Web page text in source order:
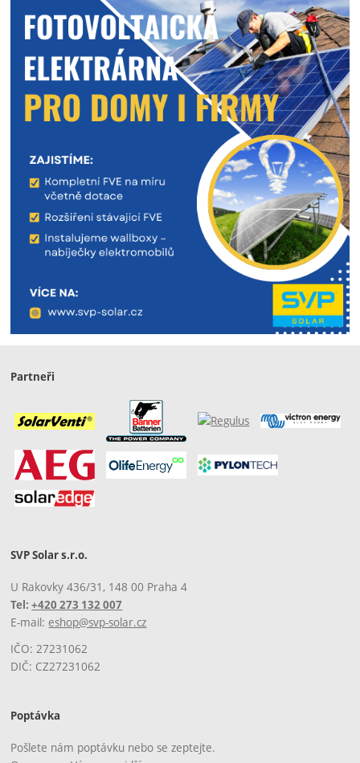
Partneři
SVP Solar s.r.o.
U Rakovky 436/31, 148 00 Praha 4
Tel:+420 273 132 007
E-mail: eshop@svp-solar.cz
IČO: 27231062
DIČ: CZ27231062
Poptávka
Pošlete nám poptávku nebo se zeptejte.